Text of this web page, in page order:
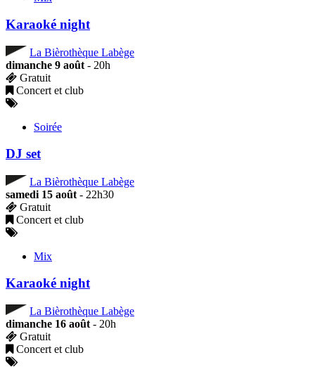
Karaoké night
La Bièrothèque Labège
dimanche 9 août - 20h
Gratuit
Concert et club
Soirée
DJ set
La Bièrothèque Labège
samedi 15 août - 22h30
Gratuit
Concert et club
Mix
Karaoké night
La Bièrothèque Labège
dimanche 16 août - 20h
Gratuit
Concert et club